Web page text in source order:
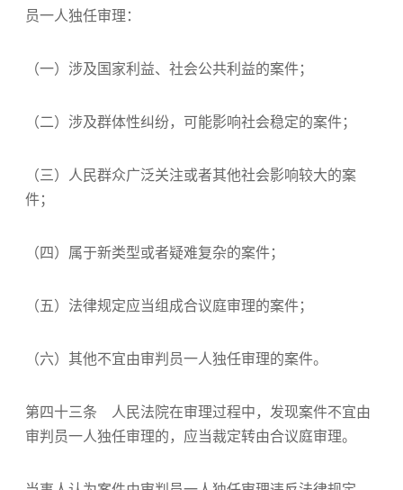
员一人独任审理：
（一）涉及国家利益、社会公共利益的案件；
（二）涉及群体性纠纷，可能影响社会稳定的案件；
（三）人民群众广泛关注或者其他社会影响较大的案
件；
（四）属于新类型或者疑难复杂的案件；
（五）法律规定应当组成合议庭审理的案件；
（六）其他不宜由审判员一人独任审理的案件。
第四十三条 人民法院在审理过程中，发现案件不宜由
审判员一人独任审理的，应当裁定转由合议庭审理。